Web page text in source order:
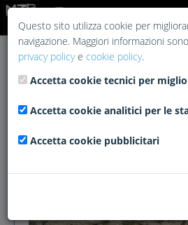
Questo sito utilizza cookie per
navigazione. Maggiori informazioni
privacy policye cookie policy.
Accetta cookie tecnici per
Accetta cookie analitici per le
Accetta cookie pubblicitari